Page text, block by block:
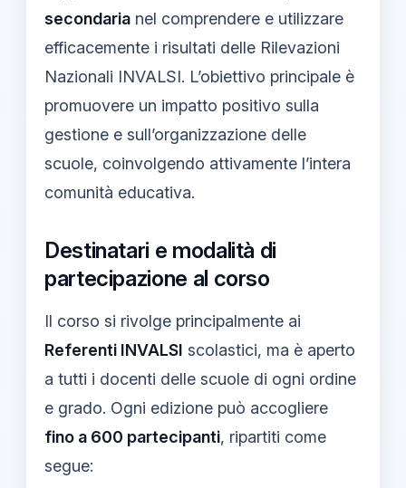
secondaria nel comprendere e utilizzare
efficacemente i risultati delle Rilevazioni
Nazionali INVALSI. L’obiettivo principale è
promuovere un impatto positivo sulla
gestione e sull’organizzazione delle
scuole, coinvolgendo attivamente l’intera
comunità educativa.
Destinatari e modalità di
partecipazione al corso
Il corso si rivolge principalmente ai
Referenti INVALSI scolastici, ma è aperto
a tutti i docenti delle scuole di ogni ordine
e grado. Ogni edizione può accogliere
fino a 600 partecipanti, ripartiti come
segue: